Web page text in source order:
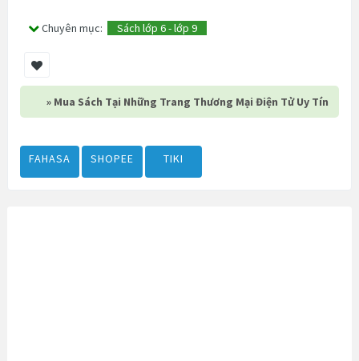
Chuyên mục: Sách lớp 6 - lớp 9
» Mua Sách Tại Những Trang Thương Mại Điện Tử Uy Tín
FAHASA SHOPEE TIKI